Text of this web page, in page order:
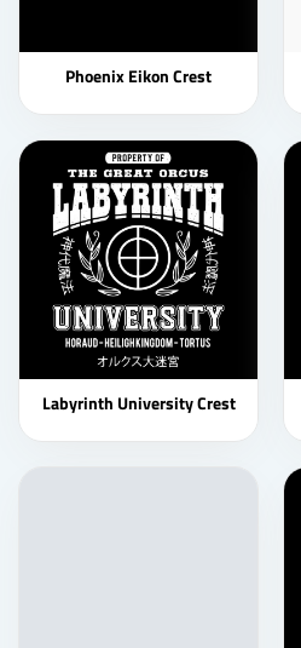
Phoenix Eikon Crest
Labyrinth University Crest